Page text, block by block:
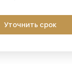
Уточнить срок